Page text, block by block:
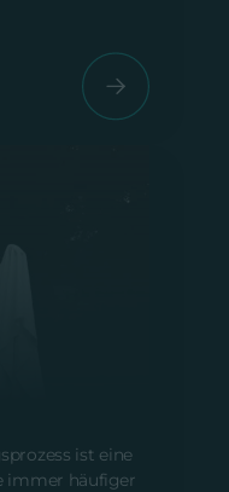
ist eine
immer häufiger